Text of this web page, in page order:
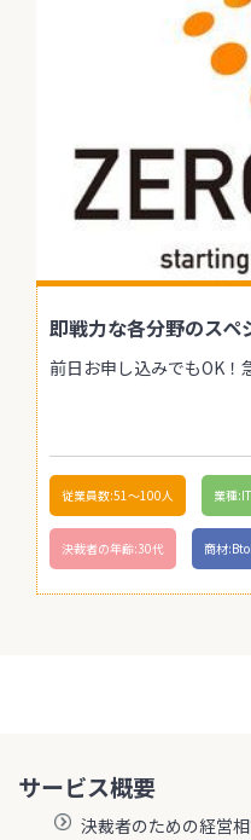
即戦力な各分野のスペ
前日お申し込みでもOK
従業員数:51〜100人 業種
決裁者の年齢:30代 商材
サービス概要
決裁者のための経営